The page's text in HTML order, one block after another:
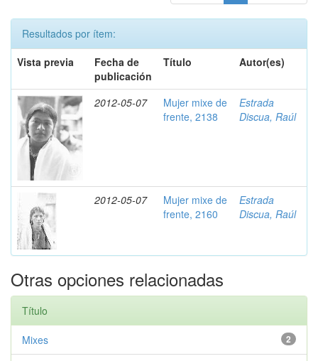
Resultados por ítem:
Vista previa
Fecha de
publicación
Título Autor(es)
2012-05-07
Mujer mixe de
frente, 2138
Estrada
Discua, Raúl
2012-05-07
Mujer mixe de
frente, 2160
Estrada
Discua, Raúl
Otras opciones relacionadas
Título
2
Mixes